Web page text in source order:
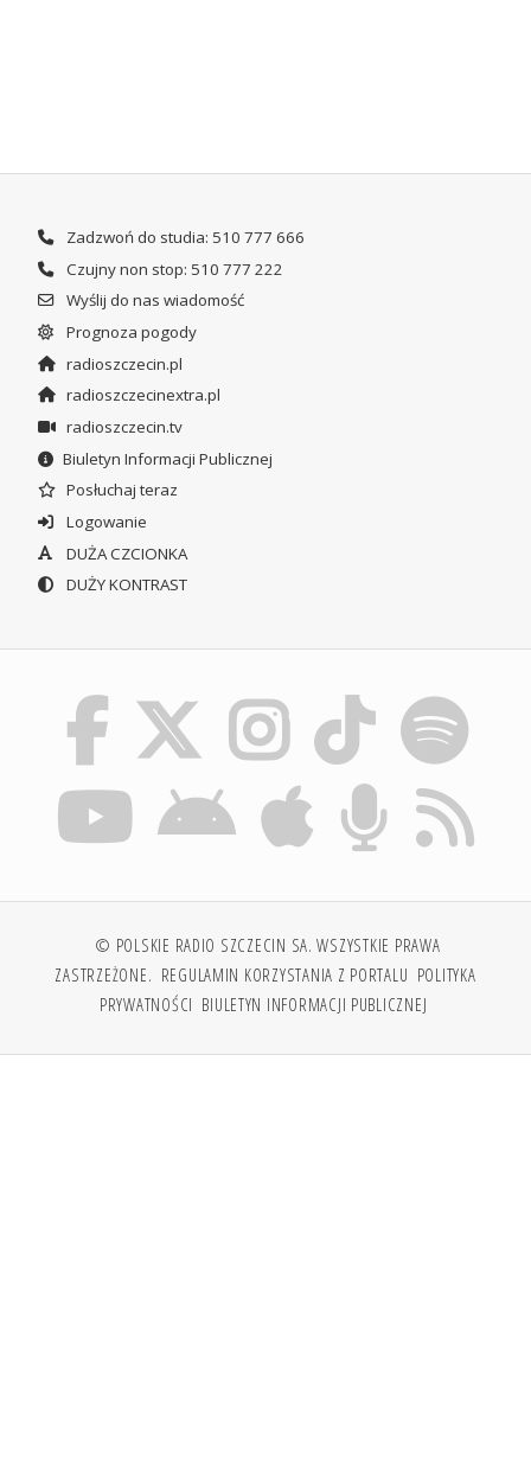
Zadzwoń do studia: 510 777 666
Czujny non stop: 510 777 222
Wyślij do nas wiadomość
Prognoza pogody
radioszczecin.pl
radioszczecinextra.pl
radioszczecin.tv
Biuletyn Informacji Publicznej
Posłuchaj teraz
Logowanie
DUŻA CZCIONKA
DUŻY KONTRAST
© POLSKIE RADIO SZCZECIN SA. WSZYSTKIE PRAWA
ZASTRZEŻONE. REGULAMIN KORZYSTANIA Z PORTALU POLITYKA
PRYWATNOŚCI BIULETYN INFORMACJI PUBLICZNEJ